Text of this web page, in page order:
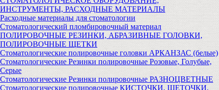
ИНСТРУМЕНТЫ, РАСХОДНЫЕ МАТЕРИАЛЫ
Расходные материалы для стоматологии
Стоматологический пломбировочный материал
ПОЛИРОВОЧНЫЕ РЕЗИНКИ, АБРАЗИВНЫЕ ГОЛОВКИ,
ПОЛИРОВОЧНЫЕ ЩЕТКИ
Стоматологические полировочные головки АРКАНЗАС (белые)
Стоматологические Резинки полировочные Розовые, Голубые,
Серые
Стоматологические Резинки полировочные РАЗНОЦВЕТНЫЕ
Стоматологические полировочные КИСТОЧКИ, ЩЕТОЧКИ,